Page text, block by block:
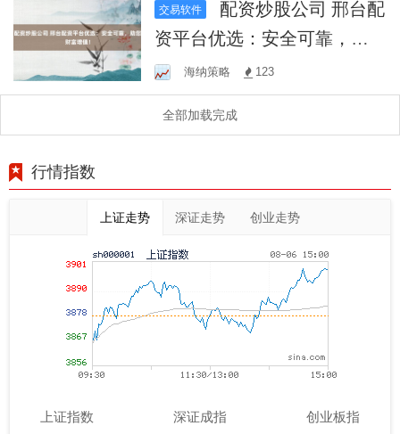
交易软件
资平台优选：安全可靠，助
您财富增值！
海纳策略 123
全部加载完成
行情指数
上证走势 深证走势 创业走势
上证指数 深证成指 创业板指